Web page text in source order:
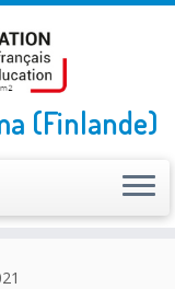
(Finlande)